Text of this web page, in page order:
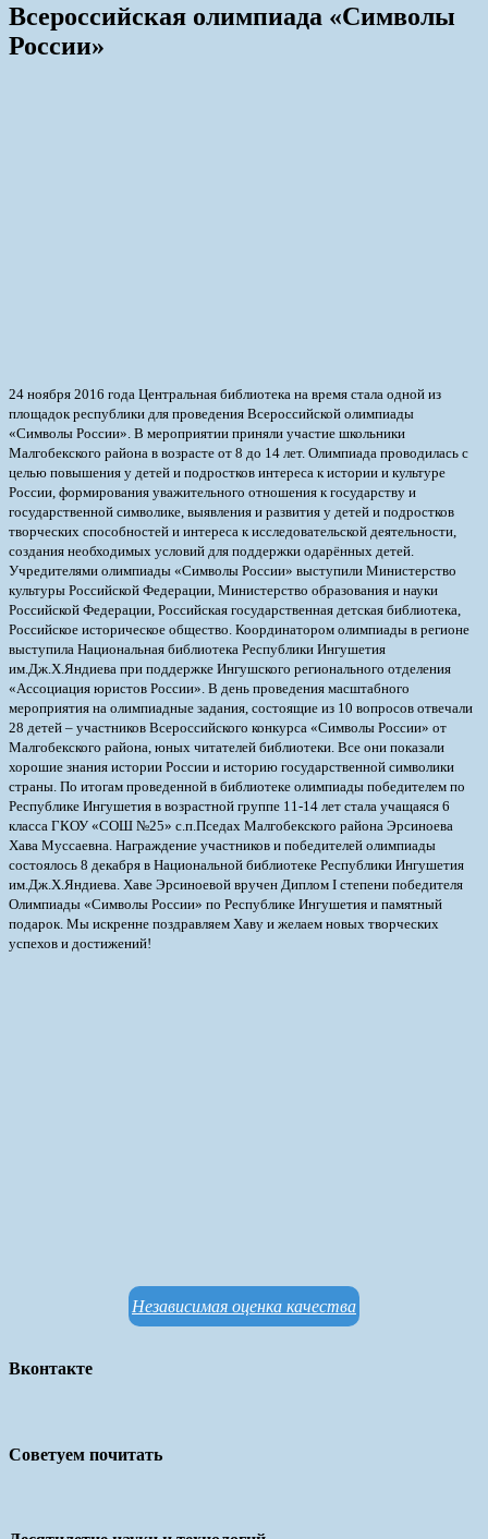
Всероссийская олимпиада «Символы
России»
24 ноября 2016 года Центральная библиотека на время стала одной из
площадок республики для проведения Всероссийской олимпиады
«Символы России». В мероприятии приняли участие школьники
Малгобекского района в возрасте от 8 до 14 лет. Олимпиада проводилась с
целью повышения у детей и подростков интереса к истории и культуре
России, формирования уважительного отношения к государству и
государственной символике, выявления и развития у детей и подростков
творческих способностей и интереса к исследовательской деятельности,
создания необходимых условий для поддержки одарённых детей.
Учредителями олимпиады «Символы России» выступили Министерство
культуры Российской Федерации, Министерство образования и науки
Российской Федерации, Российская государственная детская библиотека,
Российское историческое общество. Координатором олимпиады в регионе
выступила Национальная библиотека Республики Ингушетия
им.Дж.Х.Яндиева при поддержке Ингушского регионального отделения
«Ассоциация юристов России». В день проведения масштабного
мероприятия на олимпиадные задания, состоящие из 10 вопросов отвечали
28 детей – участников Всероссийского конкурса «Символы России» от
Малгобекского района, юных читателей библиотеки. Все они показали
хорошие знания истории России и историю государственной символики
страны. По итогам проведенной в библиотеке олимпиады победителем по
Республике Ингушетия в возрастной группе 11-14 лет стала учащаяся 6
класса ГКОУ «СОШ №25» с.п.Пседах Малгобекского района Эрсиноева
Хава Муссаевна. Награждение участников и победителей олимпиады
состоялось 8 декабря в Национальной библиотеке Республики Ингушетия
им.Дж.Х.Яндиева. Хаве Эрсиноевой вручен Диплом I степени победителя
Олимпиады «Символы России» по Республике Ингушетия и памятный
подарок. Мы искренне поздравляем Хаву и желаем новых творческих
успехов и достижений!
Независимая оценка качества
Вконтакте
Советуем почитать